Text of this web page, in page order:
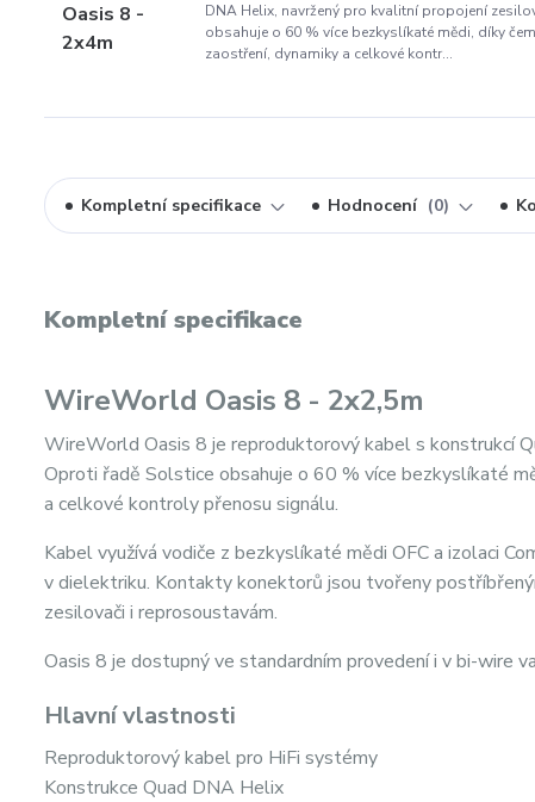
DNA Helix, navržený pro kvalitní propojení
obsahuje o 60 % více bezkyslíkaté mědi, díky
zaostření, dynamiky a celkové kontr...
Kompletní specifikace Hodnocení 0
Kompletní specifikace
WireWorld Oasis 8 - 2x2,5m
WireWorld Oasis 8 je reproduktorový kabel s konstrukcí
Oproti řadě Solstice obsahuje o 60 % více bezkyslíkaté
a celkové kontroly přenosu signálu.
Kabel využívá vodiče z bezkyslíkaté mědi OFC a izolaci
v dielektriku. Kontakty konektorů jsou tvořeny
zesilovači i reprosoustavám.
Oasis 8 je dostupný ve standardním provedení i v bi-wire
Hlavní vlastnosti
Reproduktorový kabel pro HiFi systémy
Konstrukce Quad DNA Helix